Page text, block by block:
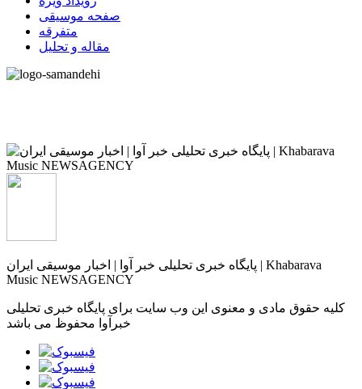
صفحه موسیقی
متفرقه
مقاله و تحلیل
پایگاه خبری تحلیلی خبر آوا | اخبار موسیقی ایران | Khabarava
Music NEWSAGENCY
کلیه حقوق مادی و معنوی این وب سایت برای پایگاه خبری تحلیلی
خبرآوا محفوظ می باشد